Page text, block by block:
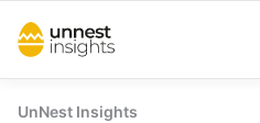
UnNest Insights